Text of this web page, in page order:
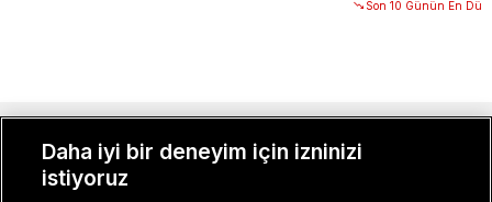
Son 10 Günün En
MÜŞTERI İLIŞKILERI
KURUMSAL
Daha iyi bir deneyim için izninizi
istiyoruz